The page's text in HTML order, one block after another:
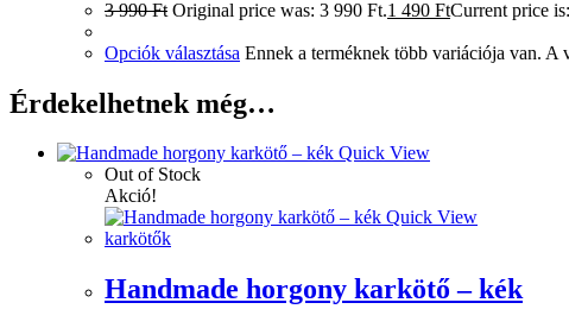
3 990Ft Original price was: 3 990 Ft.1 490 FtCurrent price
Opciók választása Ennek a terméknek több variációja van. A
Érdekelhetnek még…
Quick View
Out of Stock
Akció!
Quick View
karkötők
Handmade horgony karkötő – kék